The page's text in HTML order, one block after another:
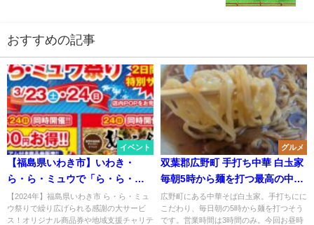
おすすめの記事
イベント
【福島県いわき市】いわき・
ら・ら・ミュウで「ら・ら・ミ
ュウ祭り」開催するそうです！
プレミアム商品券販売も！
【2024年】福島県いわき市 ら・ら・ミュ
ウ祭りで繰り広げられる感謝の大サービ
ス！オリジナル商品券や地域支援チャリテ
グルメ
双葉郡広野町 手打ち中華 白圡家
毎朝5時から麺を打つ最高の中華
そば 2種類のチャーシューが絶品
広野町にある中華そば白圡家。手打ちにに
こだわり、毎日朝の5時から麺を打つそう
です。営業時間は3時間のみ。今回お昼時